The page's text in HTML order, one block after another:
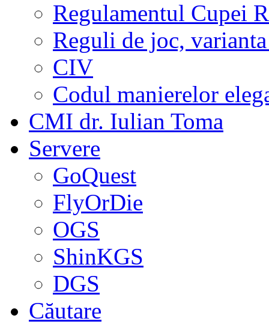
Regulamentul Cupei
Reguli de joc,
CIV
Codul manierelor
CMI dr. Iulian Toma
Servere
GoQuest
FlyOrDie
OGS
ShinKGS
DGS
Căutare